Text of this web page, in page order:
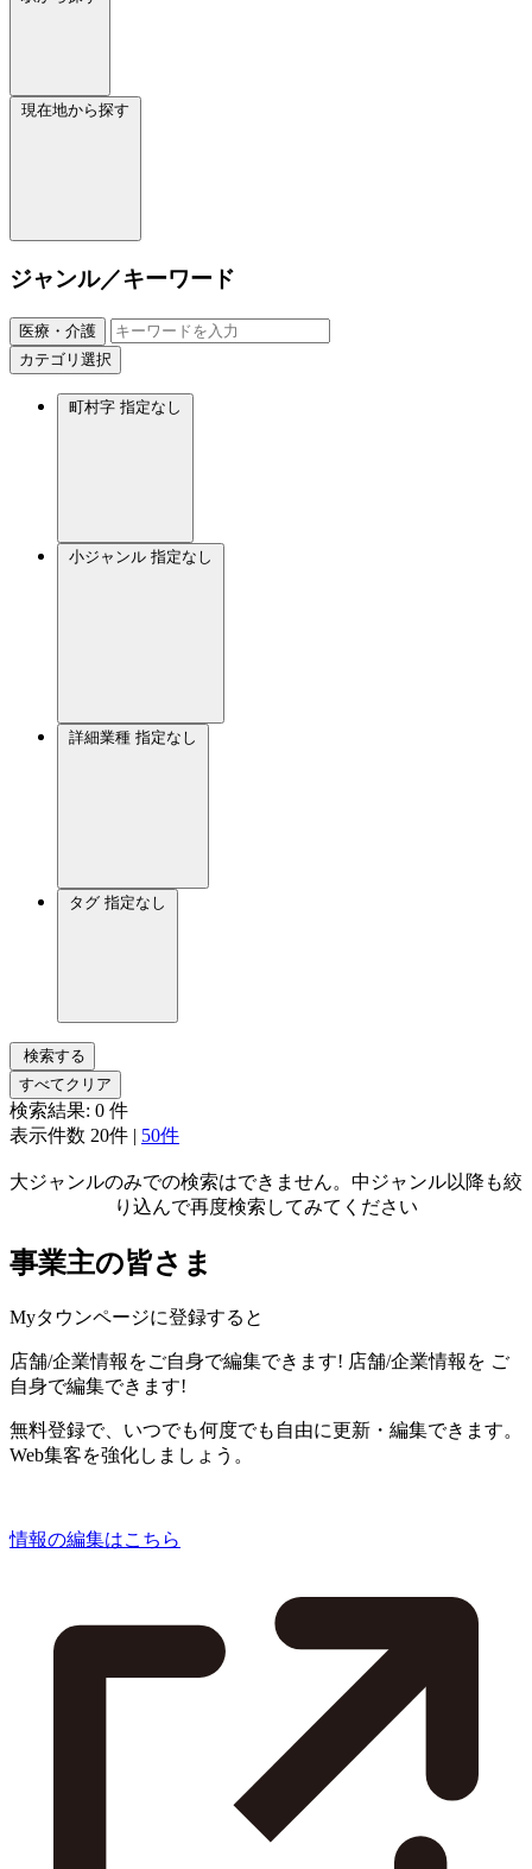
現在地から探す
ジャンル／キーワード
医療・介護
カテゴリ選択
町村字 指定なし
小ジャンル 指定なし
詳細業種 指定なし
タグ 指定なし
検索する
すべてクリア
検索結果: 0 件
表示件数 20件 | 50件
大ジャンルのみでの検索はできません。中ジャンル以降も絞
り込んで再度検索してみてください
事業主の皆さま
Myタウンページに登録すると
店舗/企業情報をご自身で編集できます! 店舗/企業情報を ご
自身で編集できます!
無料登録で、いつでも何度でも自由に更新・編集できます。
Web集客を強化しましょう。
情報の編集はこちら